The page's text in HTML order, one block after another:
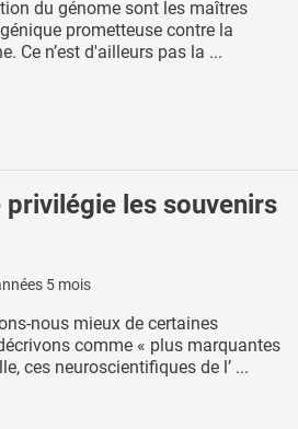
du génome sont les maîtres
prometteuse contre la
Ce n’est d'ailleurs pas la ...
privilégie les souvenirs
5 mois
nous mieux de certaines
comme « plus marquantes
ces neuroscientifiques de l’ ...